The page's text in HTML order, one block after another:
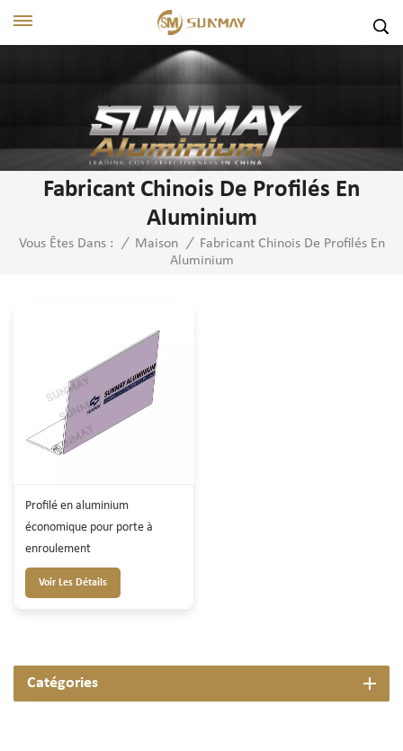
Fabricant Chinois De Profilés En
Aluminium
Vous Êtes Dans : / Maison /
Fabricant Chinois De Profilés En
Aluminium
Profilé en aluminium
économique pour porte à
enroulement
Voir Les Détails
Catégories